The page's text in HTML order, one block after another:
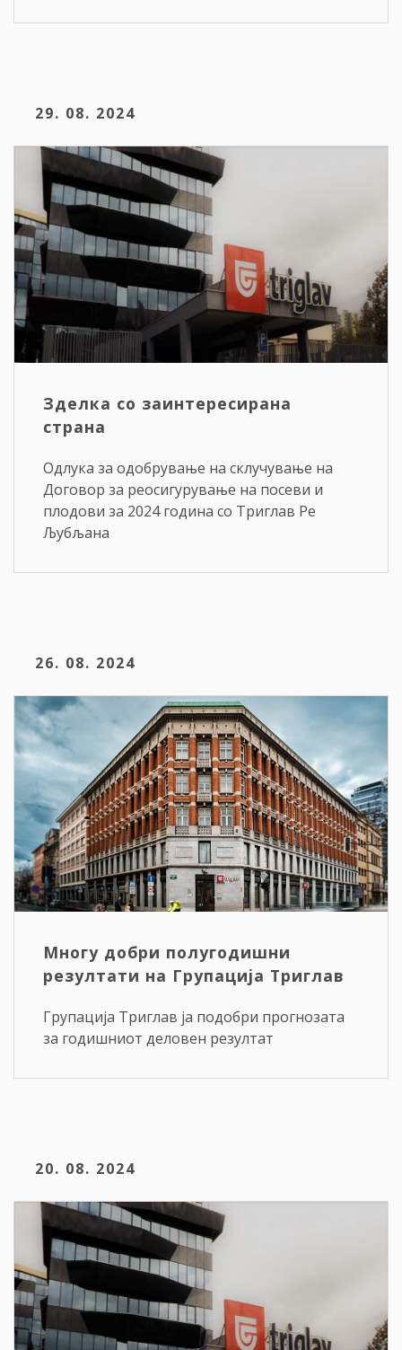
29. 08. 2024
Зделка со заинтересирана
страна
Одлука за одобрување на склучување на
Договор за реосигурување на посеви и
плодови за 2024 година со Триглав Ре
Љубљана
26. 08. 2024
Многу добри полугодишни
резултати на Групација Триглав
Групација Триглав ја подобри прогнозата
за годишниот деловен резултат
20. 08. 2024